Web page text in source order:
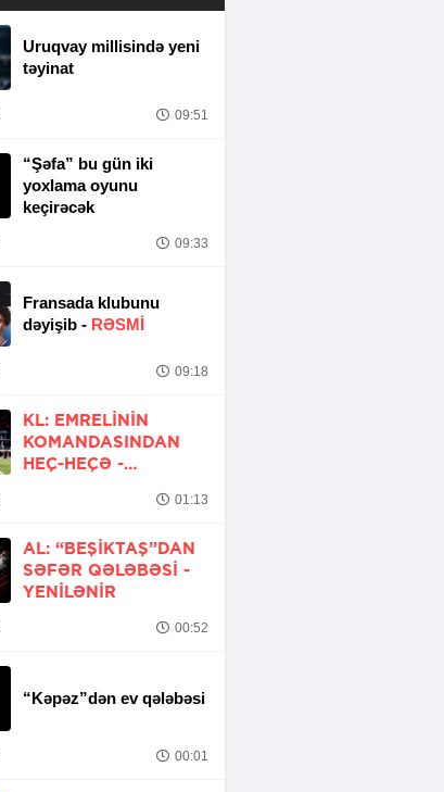
Uruqvay millisində yeni
təyinat
09:51
“Şəfa” bu gün iki
yoxlama oyunu
keçirəcək
09:33
Fransada klubunu
dəyişib - RƏSMİ
09:18
KL: EMRELININ
KOMANDASINDAN
HEÇ-HEÇƏ -
01:13
AL: “BEŞIKTAŞ”DAN
SƏFƏR QƏLƏBƏSI -
YENİLƏNİR
00:52
“Kəpəz”dən ev qələbəsi
00:01